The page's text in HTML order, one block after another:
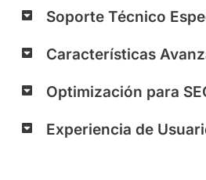
Soporte Técnico
Características
Optimización para
Experiencia de